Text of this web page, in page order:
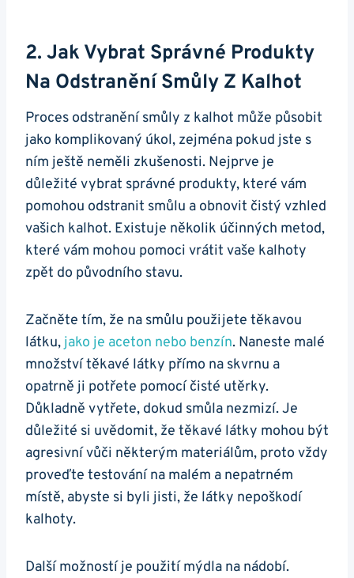
2. Jak Vybrat Správné Produkty
Na Odstranění Smůly Z Kalhot
Proces odstranění smůly z kalhot může působit
jako komplikovaný úkol, zejména pokud jste s
ním ještě neměli zkušenosti. Nejprve je
důležité vybrat správné produkty, které vám
pomohou odstranit smůlu a obnovit čistý vzhled
vašich kalhot. Existuje několik účinných metod,
které vám mohou pomoci vrátit vaše kalhoty
zpět do původního stavu.
Začněte tím, že na smůlu použijete těkavou
látku, jako je aceton nebo benzín. Naneste malé
množství těkavé látky přímo na skvrnu a
opatrně ji potřete pomocí čisté utěrky.
Důkladně vytřete, dokud smůla nezmizí. Je
důležité si uvědomit, že těkavé látky mohou být
agresivní vůči některým materiálům, proto vždy
proveďte testování na malém a nepatrném
místě, abyste si byli jisti, že látky nepoškodí
kalhoty.
Další možností je použití mýdla na nádobí.